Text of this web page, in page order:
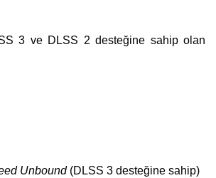
3 ve DLSS 2 desteğine sahip olan
Unbound (DLSS 3 desteğine sahip)